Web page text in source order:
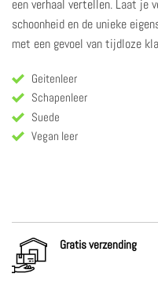
eenverhaal vertellen. Laat je
schoonheid en de unieke
met een gevoel van tijdloze
Geitenleer
Schapenleer
Suede
Vegan leer
Gratis verzending